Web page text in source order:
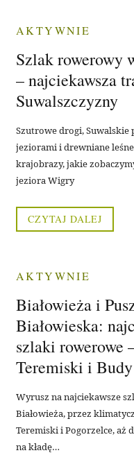
AKTYWNIE
Szlak rowerowy
– najciekawsza
Suwalszczyzny
Szutrowe drogi,
jeziorami i drewniane
krajobrazy, jakie
jeziora Wigry
CZYTAJ DALEJ
AKTYWNIE
Białowieża i
Białowieska:
szlaki rowerowe
Teremiski i
Wyrusz na najciekawsze
Białowieża, przez
Teremiski i Pogorzelce, aż
na kładę…